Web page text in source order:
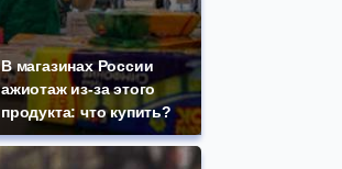
В магазинах России
ажиотаж из-за этого
продукта: что купить?